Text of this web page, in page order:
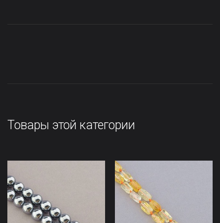
Товары этой категории